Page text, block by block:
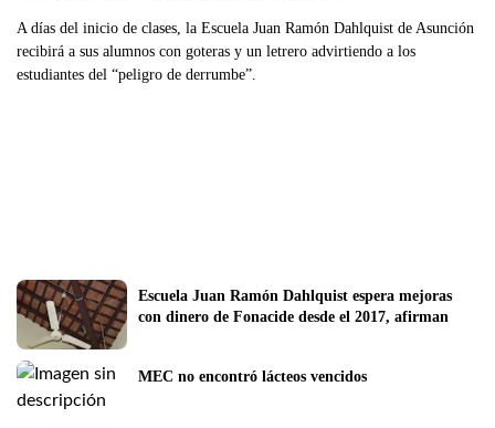
A días del inicio de clases, la Escuela Juan Ramón Dahlquist de Asunción
recibirá a sus alumnos con goteras y un letrero advirtiendo a los
estudiantes del “peligro de derrumbe”.
Escuela Juan Ramón Dahlquist espera mejoras
con dinero de Fonacide desde el 2017, afirman
MEC no encontró lácteos vencidos